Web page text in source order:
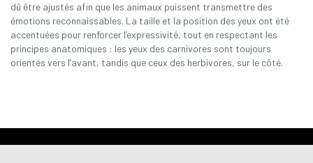
dû être ajustés afin que les animaux puissent transmettre des
émotions reconnaissables. La taille et la position des yeux ont été
accentuées pour renforcer l’expressivité, tout en respectant les
principes anatomiques : les yeux des carnivores sont toujours
orientés vers l’avant, tandis que ceux des herbivores, sur le côté.